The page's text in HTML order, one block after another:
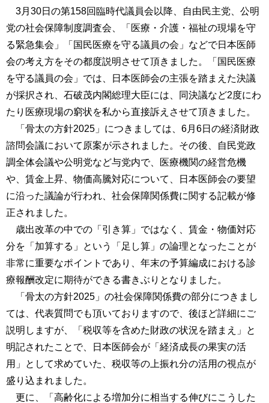
3月30日の第158回臨時代議員会以降、自由民主党、公明
党の社会保障制度調査会、「医療・介護・福祉の現場を守
る緊急集会」「国民医療を守る議員の会」などで日本医師
会の考え方をその都度説明させて頂きました。「国民医療
を守る議員の会」では、日本医師会の主張を踏まえた決議
が採択され、石破茂内閣総理大臣には、同決議など2度にわ
たり医療現場の窮状を私から直接訴えさせて頂きました。
「骨太の方針2025」につきましては、6月6日の経済財政
諮問会議において原案が示されました。その後、自民党政
調全体会議や公明党など与党内で、医療機関の経営危機
や、賃金上昇、物価高騰対応について、日本医師会の要望
に沿った議論が行われ、社会保障関係費に関する記載が修
正されました。
歳出改革の中での「引き算」ではなく、賃金・物価対応
分を「加算する」という「足し算」の論理となったことが
非常に重要なポイントであり、年末の予算編成における診
療報酬改定に期待ができる書きぶりとなりました。
「骨太の方針2025」の社会保障関係費の部分につきまし
ては、代表質問でも頂いておりますので、後ほど詳細にご
説明しますが、「税収等を含めた財政の状況を踏まえ」と
明記されたことで、日本医師会が「経済成長の果実の活
用」として求めていた、税収等の上振れ分の活用の視点が
盛り込まれました。
更に、「高齢化による増加分に相当する伸びにこうした